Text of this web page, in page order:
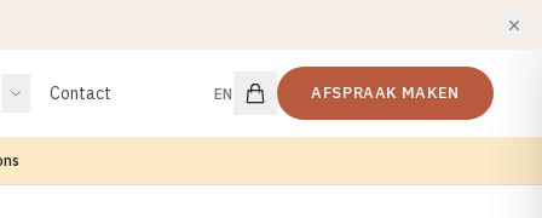
Contact EN AFSPRAAK MAKEN